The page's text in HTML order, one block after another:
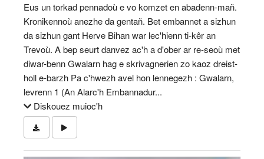
Eus un torkad pennadoù e vo komzet en abadenn-mañ.
Kronikennoù anezhe da gentañ. Bet embannet a sizhun
da sizhun gant Herve Bihan war lec'hienn ti-kêr an
Trevoù. A bep seurt danvez ac'h a d'ober ar re-seoù met
diwar-benn Gwalarn hag e skrivagnerien zo kaoz dreist-
holl e-barzh Pa c'hwezh avel hon lennegezh : Gwalarn,
levrenn 1 (An Alarc'h Embannadur...
Diskouez muioc'h